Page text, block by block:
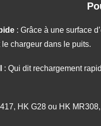
: Grâce à une surface
chargeur dans le puits.
: Qui dit rechargement
HK G28 ou HK